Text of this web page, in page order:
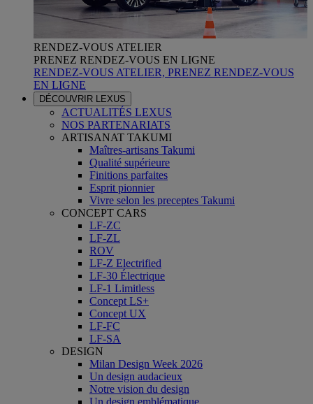
RENDEZ-VOUS ATELIER
PRENEZ RENDEZ-VOUS EN LIGNE
RENDEZ-VOUS ATELIER, PRENEZ RENDEZ-VOUS
EN LIGNE
DÉCOUVRIR LEXUS
ACTUALITÉS LEXUS
NOS PARTENARIATS
ARTISANAT TAKUMI
Maîtres-artisans Takumi
Qualité supérieure
Finitions parfaites
Esprit pionnier
Vivre selon les preceptes Takumi
CONCEPT CARS
LF-ZC
LF-ZL
ROV
LF-Z Electrified
LF-30 Électrique
LF-1 Limitless
Concept LS+
Concept UX
LF-FC
LF-SA
DESIGN
Milan Design Week 2026
Un design audacieux
Notre vision du design
Un design emblématique